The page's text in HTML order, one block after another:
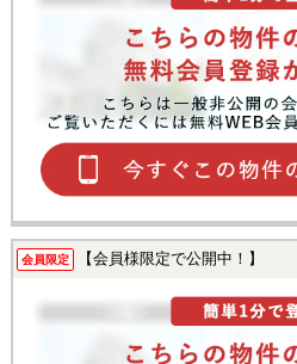
会員限定 【会員様限定で公開中！】